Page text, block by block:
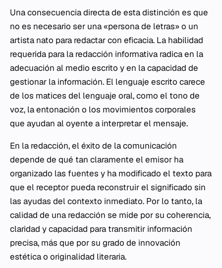
Una consecuencia directa de esta distinción es que
no es necesario ser una «persona de letras» o un
artista nato para redactar con eficacia. La habilidad
requerida para la redacción informativa radica en la
adecuación al medio escrito y en la capacidad de
gestionar la información. El lenguaje escrito carece
de los matices del lenguaje oral, como el tono de
voz, la entonación o los movimientos corporales
que ayudan al oyente a interpretar el mensaje.
En la redacción, el éxito de la comunicación
depende de qué tan claramente el emisor ha
organizado las fuentes y ha modificado el texto para
que el receptor pueda reconstruir el significado sin
las ayudas del contexto inmediato. Por lo tanto, la
calidad de una redacción se mide por su coherencia,
claridad y capacidad para transmitir información
precisa, más que por su grado de innovación
estética o originalidad literaria.